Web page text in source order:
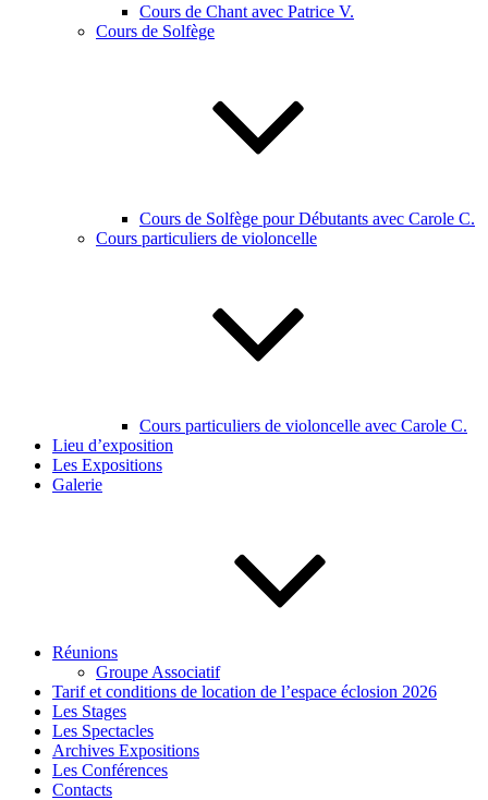
Cours de Chant avec Patrice V.
Cours de Solfège
Cours de Solfège pour Débutants avec Carole C.
Cours particuliers de violoncelle
Cours particuliers de violoncelle avec Carole C.
Lieu d’exposition
Les Expositions
Galerie
Réunions
Groupe Associatif
Tarif et conditions de location de l’espace éclosion 2026
Les Stages
Les Spectacles
Archives Expositions
Les Conférences
Contacts